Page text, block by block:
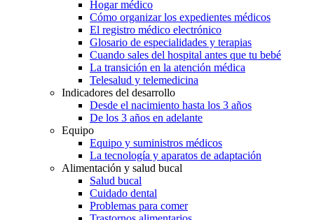
Hogar médico
Cómo organizar los expedientes médicos
El registro médico electrónico
Glosario de especialidades y terapias
Cuando sales del hospital antes que tu bebé
La transición en la atención médica
Telesalud y telemedicina
Indicadores del desarrollo
Desde el nacimiento hasta los 3 años
De los 3 años en adelante
Equipo
Equipo y suministros médicos
La tecnología y aparatos de adaptación
Alimentación y salud bucal
Salud bucal
Cuidado dental
Problemas para comer